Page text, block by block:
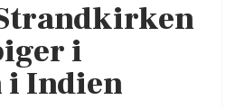
i
i Indien